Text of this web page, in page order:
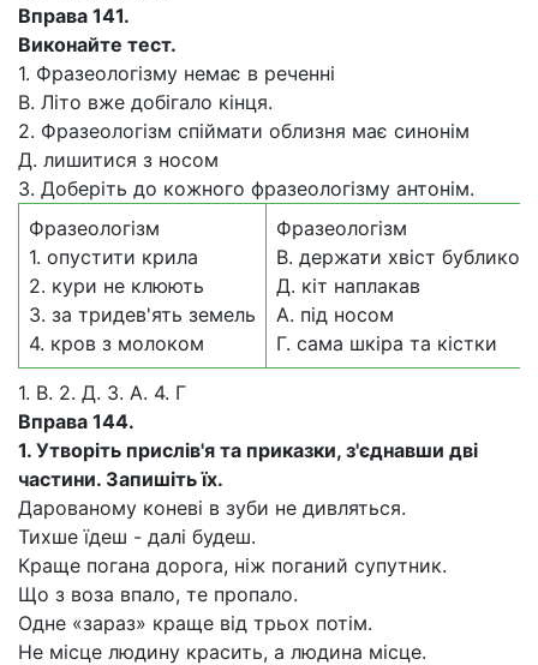
Вправа 141.
Виконайте тест.
1. Фразеологізму немає в реченні
В. Літо вже добігало кінця.
2. Фразеологізм спіймати облизня має синонім
Д. лишитися з носом
3. Доберіть до кожного фразеологізму антонім.
Фразеологізм
1. опустити крила
2. кури не клюють
3. за тридев'ять земель
4. кров з молоком
Фразеологізм
В. держати хвіст бубликом
Д. кіт наплакав
А. під носом
Г. сама шкіра та кістки
1. В. 2. Д. 3. А. 4. Г
Вправа 144.
1. Утворіть прислів'я та приказки, з'єднавши дві
частини. Запишіть їх.
Дарованому коневі в зуби не дивляться.
Тихше їдеш - далі будеш.
Краще погана дорога, ніж поганий супутник.
Що з воза впало, те пропало.
Одне «зараз» краще від трьох потім.
Не місце людину красить, а людина місце.